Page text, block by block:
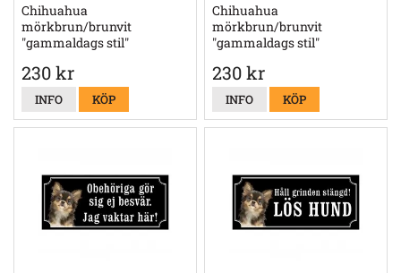
Chihuahua
mörkbrun/brunvit
"gammaldags stil"
230 kr
INFO KÖP
Chihuahua
mörkbrun/brunvit
"gammaldags stil"
230 kr
INFO KÖP